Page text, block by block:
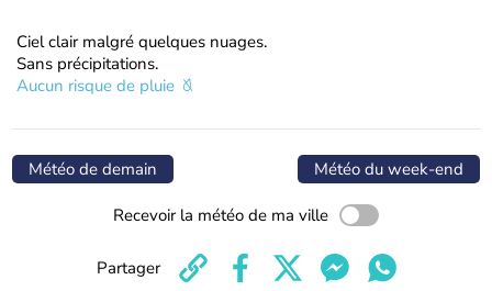
Ciel clair malgré quelques nuages.
Sans précipitations.
Aucun risque de pluie
Météo de demain Météo du week-end
Recevoir la météo de ma ville
Partager